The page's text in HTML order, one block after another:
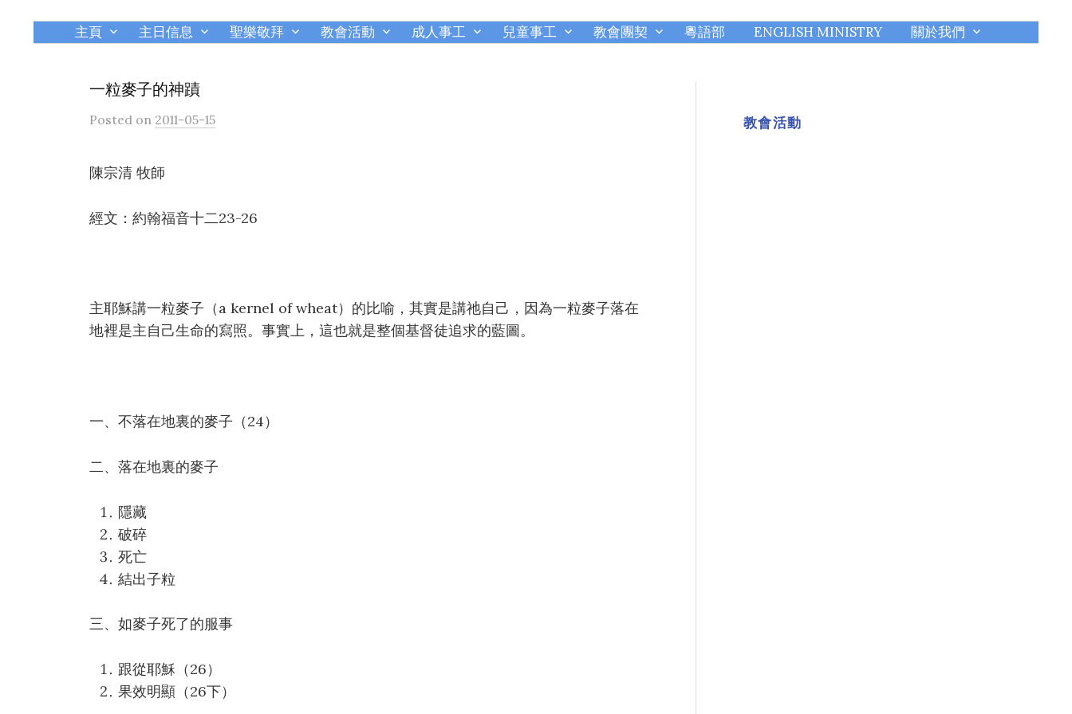
主頁 主日信息 聖樂敬拜 教會活動 成人事工 兒童事工 教會團契 粵語部 ENGLISH MINISTRY 關於我們
一粒麥子的神蹟
Posted on 2011-05-15
陳宗清 牧師
經文：約翰福音十二23-26
主耶穌講一粒麥子（a kernel of wheat）的比喻，其實是講祂自己，因為一粒麥子落在
地裡是主自己生命的寫照。事實上，這也就是整個基督徒追求的藍圖。
一、不落在地裏的麥子（24）
二、落在地裏的麥子
隱藏
破碎
死亡
結出子粒
三、如麥子死了的服事
跟從耶穌（26）
果效明顯（26下）
教會活動